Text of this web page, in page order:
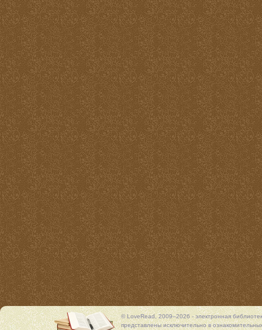
© LoveRead, 2009–2026 - электронная
представлены исключительно в